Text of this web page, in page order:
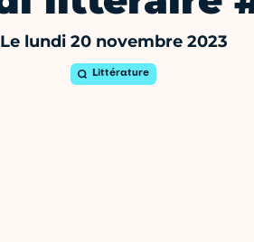
Le lundi 20 novembre 2023
Littérature